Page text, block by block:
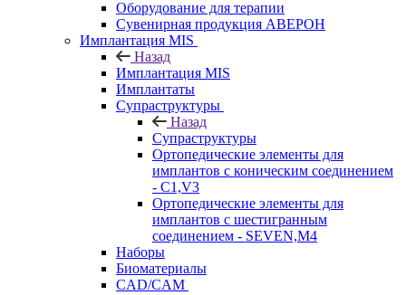
Оборудование для терапии
Сувенирная продукция АВЕРОН
Имплантация MIS
Назад
Имплантация MIS
Имплантаты
Супраструктуры
Назад
Супраструктуры
Ортопедические элементы для
имплантов с коническим соединением
- C1,V3
Ортопедические элементы для
имплантов с шестигранным
соединением - SEVEN,M4
Наборы
Биоматериалы
CAD/CAM